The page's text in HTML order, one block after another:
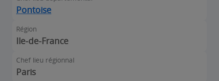
Pontoise
Région
Ile-de-France
Chef lieu régionnal
Paris